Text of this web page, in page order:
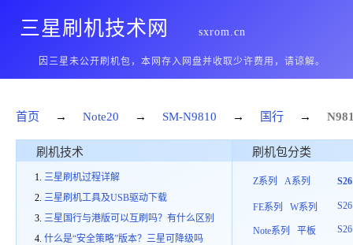
三星刷机技术网 sxrom.cn
因三星未公开刷机包，本网存入网盘并收取少许费用，请谅解。
首页 → Note20 → SM-N9810 → 国行 →
刷机技术
三星刷机过程详解
三星刷机工具及USB驱动下载
三星国行与港版可以互刷吗？有什么区别
什么是“安全策略”版本？三星可降级吗
刷机包分类
Z系列 A系列
FE系列 W系列
Note系列
平板
S26